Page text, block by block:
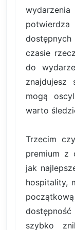
czasie
do
mogą
warto
Trzecim
premium z
jak
hospitality,
szybko